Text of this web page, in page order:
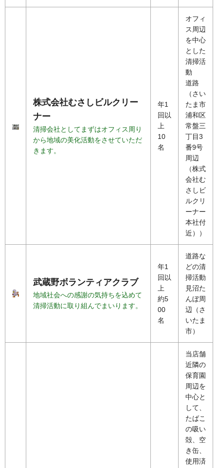
株式会社むさしビルクリー
ナー
清掃会社としてまずはオフィス周り
から地域の美化活動をさせていただ
きます。
年1
回以
上
10
名
オフィ
ス周辺
を中心
とした
清掃活
動
道路
（さい
たま市
浦和区
常盤三
丁目3
番9号
周辺
（株式
会社む
さしビ
ルクリ
ーナー
本社付
近））
武蔵野ボランティアクラブ
地域社会への感謝の気持ちを込めて
清掃活動に取り組んでまいります。
年1
回以
上
約5
00
名
道路な
どの清
掃活動
見沼た
んぼ周
辺（さ
いたま
市）
当店舗
近隣の
保育園
周辺を
中心と
して、
たばこ
の吸い
殻、空
き缶、
使用済